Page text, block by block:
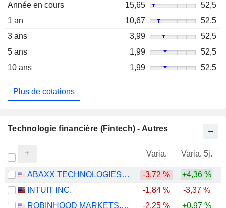
Année en cours
15,65
52,5
1 an
10,67
52,5
3 ans
3,99
52,5
5 ans
1,99
52,5
10 ans
1,99 52,5
Plus de cotations
Technologie financière (Fintech) - Autres
Varia. Varia. 5j.
ABAXX TECHNOLOGIES INC. -3,72 %
+4,36 %
INTUIT INC.
-1,84 % -3,37 %
ROBINHOOD MARKETS, INC.
-2,25 % +0,97 %